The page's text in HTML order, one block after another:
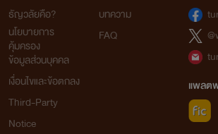
ธัญวลัยคือ?
นโยบายการ
คุ้มครอง
ข้อมูลส่วนบุคคล
เงื่อนไขและข้อตกลง
Third-Party
Notice
บทความ
FAQ
แพลต